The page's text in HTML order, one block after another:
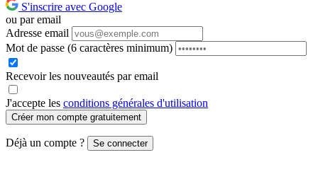
S'inscrire avec Google
ou par email
Adresse email
Mot de passe (6 caractères minimum)
Recevoir les nouveautés par email
J'accepte les conditions générales d'utilisation
Créer mon compte gratuitement
Déjà un compte ? Se connecter